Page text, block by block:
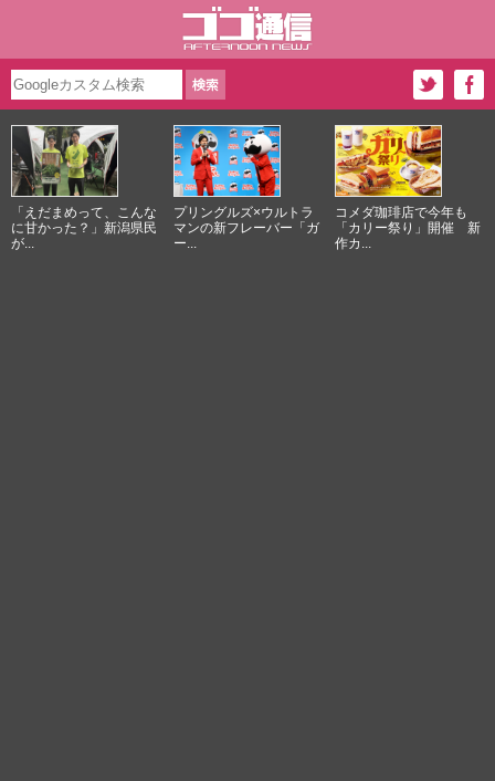
「えだまめって、こんな
に甘かった？」新潟県民
が...
プリングルズ×ウルトラ
マンの新フレーバー「ガ
ー...
コメダ珈琲店で今年も
「カリー祭り」開催 新
作カ...